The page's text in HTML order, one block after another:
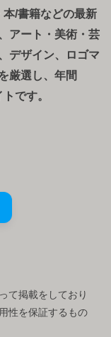
/書籍などの最新
アート・美術・芸
デザイン、ロゴマ
厳選し、年間
です。
て掲載をしており
性を保証するもの